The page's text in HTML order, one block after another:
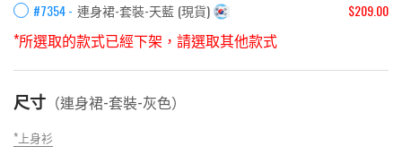
#7354 - 連身裙-套裝-天藍 (現貨) $209.00
*所選取的款式已經下架，請選取其他款式
尺寸 （連身裙-套裝-灰色）
* 上身衫